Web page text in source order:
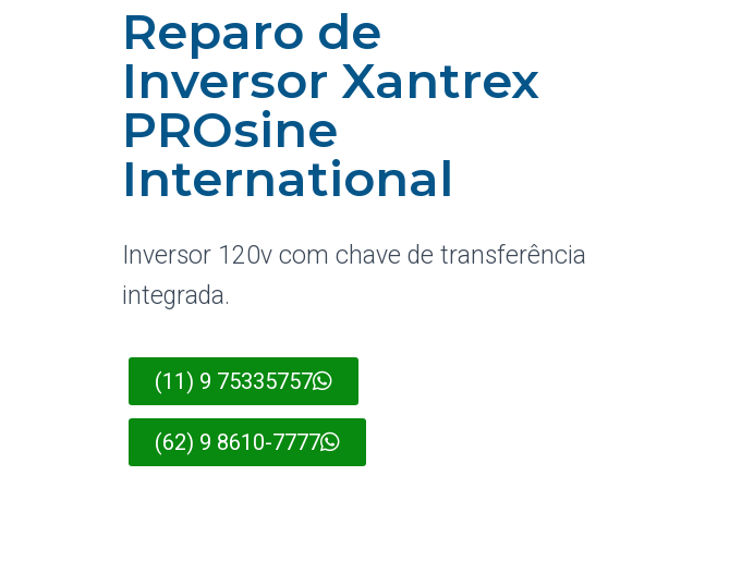
Reparo de
Inversor Xantrex
PROsine
International
Inversor 120v com chave de transferência
integrada.
(11) 9 75335757
(62) 9 8610-7777